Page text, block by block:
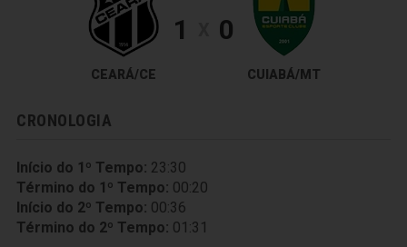
CEARÁ/CE
1 0
CUIABÁ/MT
CRONOLOGIA
Início do 1º Tempo: 23:30
Término do 1º Tempo: 00:20
Início do 2º Tempo: 00:36
Término do 2º Tempo: 01:31